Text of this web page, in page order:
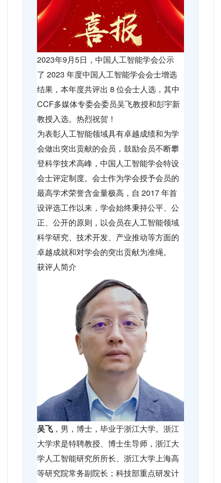
2023年9月5日，中国人工智能学会公示
了 2023 年度中国人工智能学会会士增选
结果，本年度共评出 8 位会士人选，其中
CCF多媒体专委会委员吴飞教授和彭宇新
教授入选。热烈祝贺！
为表彰人工智能领域具有卓越成绩和为学
会做出突出贡献的会员，鼓励会员不断攀
登科学技术高峰，中国人工智能学会特设
会士评定制度。会士作为学会授予会员的
最高学术荣誉含金量极高，自 2017年首
设评选工作以来，学会始终秉持公平、公
正、公开的原则，以会员在人工智能领域
科学研究、技术开发、产业推动等方面的
卓越成就和对学会的突出贡献为准绳。
获评人简介
吴飞 ，男，博士，毕业于浙江大学。浙江
大学求是特聘教授、博士生导师，浙江大
学人工智能研究所所长、浙江大学上海高
等研究院常务副院长；科技部重点研发计